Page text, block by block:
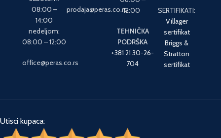
08:00 –
14:00
nedeljom:
08:00 – 12:00
office@peras.co.rs
prodaja@peras.co.rs12:00
TEHNIČKA
PODRŠKA
+381 21 30-26-
704
SERTIFIKATI:
Villager
sertifikat
Briggs &
Stratton
sertifikat
Utisci kupaca: